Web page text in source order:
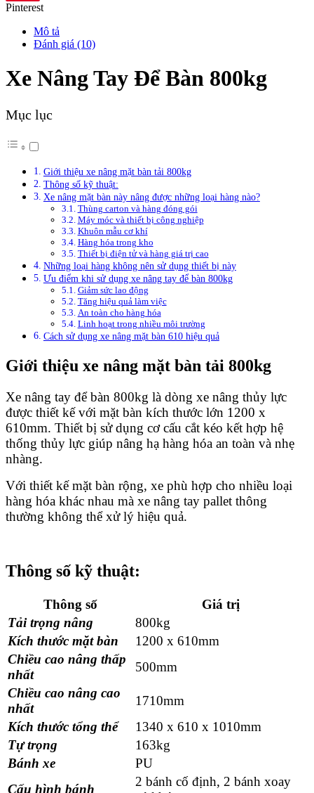
Pinterest
Mô tả
Đánh giá (10)
Xe Nâng Tay Để Bàn 800kg
Mục lục
Giới thiệu xe nâng mặt bàn tải 800kg
Thông số kỹ thuật:
Xe nâng mặt bàn này nâng được những loại hàng nào?
Thùng carton và hàng đóng gói
Máy móc và thiết bị công nghiệp
Khuôn mẫu cơ khí
Hàng hóa trong kho
Thiết bị điện tử và hàng giá trị cao
Những loại hàng không nên sử dụng thiết bị này
Ưu điểm khi sử dụng xe nâng tay để bàn 800kg
Giảm sức lao động
Tăng hiệu quả làm việc
An toàn cho hàng hóa
Linh hoạt trong nhiều môi trường
Cách sử dụng xe nâng mặt bàn 610 hiệu quả
Giới thiệu xe nâng mặt bàn tải 800kg
Xe nâng tay để bàn 800kg là dòng xe nâng thủy lực
được thiết kế với mặt bàn kích thước lớn 1200 x
610mm. Thiết bị sử dụng cơ cấu cắt kéo kết hợp hệ
thống thủy lực giúp nâng hạ hàng hóa an toàn và nhẹ
nhàng.
Với thiết kế mặt bàn rộng, xe phù hợp cho nhiều loại
hàng hóa khác nhau mà xe nâng tay pallet thông
thường không thể xử lý hiệu quả.
Thông số kỹ thuật:
Thông số
Giá trị
Tải trọng nâng
800kg
Kích thước mặt bàn
1200 x 610mm
Chiều cao nâng thấp
nhất
500mm
Chiều cao nâng cao
nhất
1710mm
Kích thước tổng thể
1340 x 610 x 1010mm
Tự trọng
163kg
Bánh xe
PU
Cấu hình bánh
2 bánh cố định, 2 bánh xoay